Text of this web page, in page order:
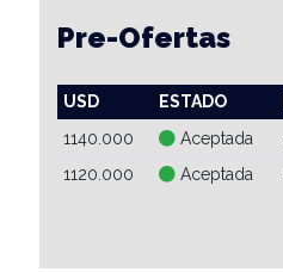
Pre-Ofertas
USD ESTADO
1140.000
Aceptada
1120.000
Aceptada